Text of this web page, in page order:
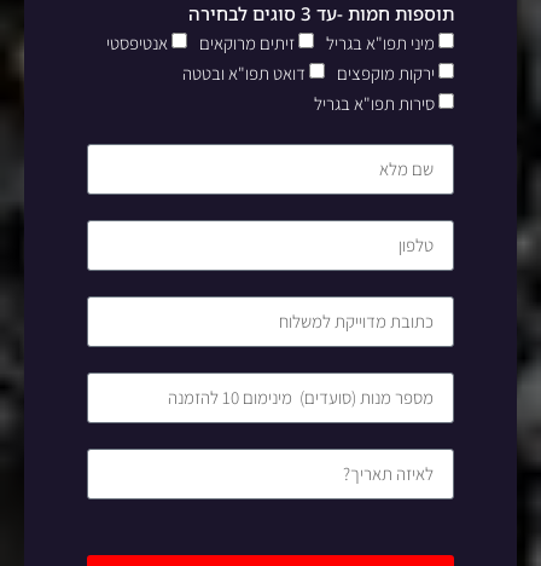
תוספות חמות -עד 3 סוגים לבחירה
מיני תפו"א בגריל זיתים מרוקאים
אנטיפסטי
ירקות מוקפצים
דואט תפו"א ובטטה
סירות תפו"א בגריל